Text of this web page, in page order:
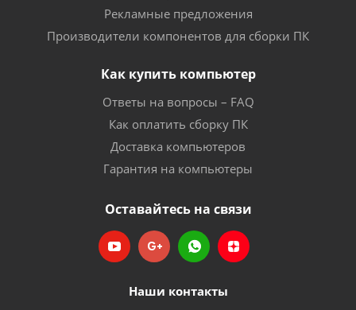
Рекламные предложения
Производители компонентов для сборки ПК
Как купить компьютер
Ответы на вопросы – FAQ
Как оплатить сборку ПК
Доставка компьютеров
Гарантия на компьютеры
Оставайтесь на связи
Наши контакты